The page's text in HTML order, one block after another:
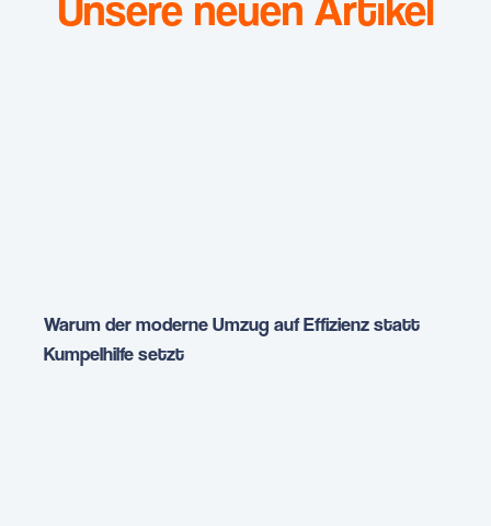
Warum der moderne Umzug auf Effizienz statt
Kumpelhilfe setzt